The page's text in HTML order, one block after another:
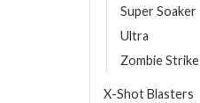
Super Soaker
Ultra
Zombie Strike
X-Shot Blasters